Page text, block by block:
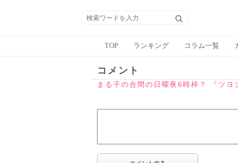
TOP ランキング コラム一覧
コメント
まる子の合間の日曜夜6時枠？ 『ツ